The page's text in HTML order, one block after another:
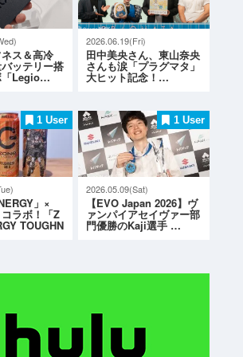
ス＆高冷
ッテリー搭
「Legio…
2026.06.19(Fri)
田中美央さん、東山奈央
さんも涙「プラグマタ」
大ヒット記念！…
1 User
」×
コラボ！「Z
TOUGHN
1 User
2026.05.09(Sat)
【EVO Japan 2026】ヴ
ァンパイアセイヴァー部
門優勝のKaji選手 …